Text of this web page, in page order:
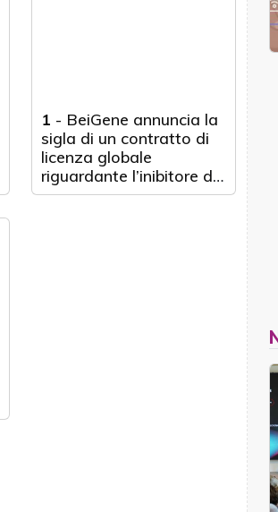
1 - BeiGene annuncia la
sigla di un contratto di
licenza globale
riguardante l’inibitore del
MAT2A